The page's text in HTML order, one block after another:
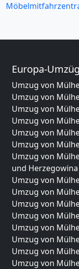
Europa-
Umzug von
Umzug von
Umzug von
Umzug von
Umzug von
Umzug von
Umzug von
und Herzegowina
Umzug von
Umzug von
Umzug von
Umzug von
Umzug von
Umzug von
Umzug von
Umzug von